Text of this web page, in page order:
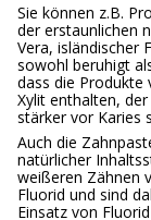
Sie können z.B.
der erstaunlichen
Vera, isländischer
sowohl beruhigt
dass die Produkte
Xylit enthalten,
stärker vor Karies
Auch die
natürlicher
weißeren Zähnen
Fluorid und sind
Einsatz von